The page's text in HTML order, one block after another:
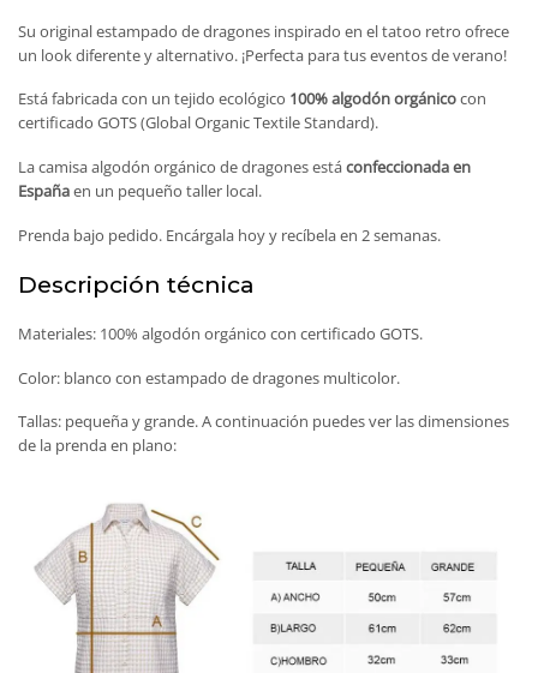
Su original estampado de dragones inspirado en el tatoo retro ofrece
un look diferente y alternativo. ¡Perfecta para tus eventos de verano!
Está fabricada con un tejido ecológico 100% algodón orgánicocon
certificado GOTS (Global Organic Textile Standard).
La camisa algodón orgánico de dragones estáconfeccionada en
Españaen un pequeño taller local.
Prenda bajo pedido. Encárgala hoy y recíbela en 2 semanas.
Descripción técnica
Materiales: 100% algodón orgánico con certificado GOTS.
Color: blanco con estampado de dragones multicolor.
Tallas: pequeña y grande. A continuación puedes ver las dimensiones
de la prenda en plano: